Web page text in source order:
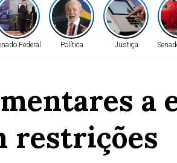
Federal Política Justiça
a
restrições